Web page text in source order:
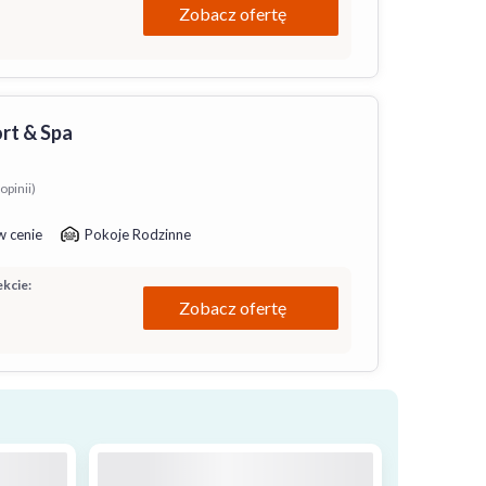
Zobacz ofertę
& Spa
cenie Pokoje Rodzinne
Zobacz ofertę